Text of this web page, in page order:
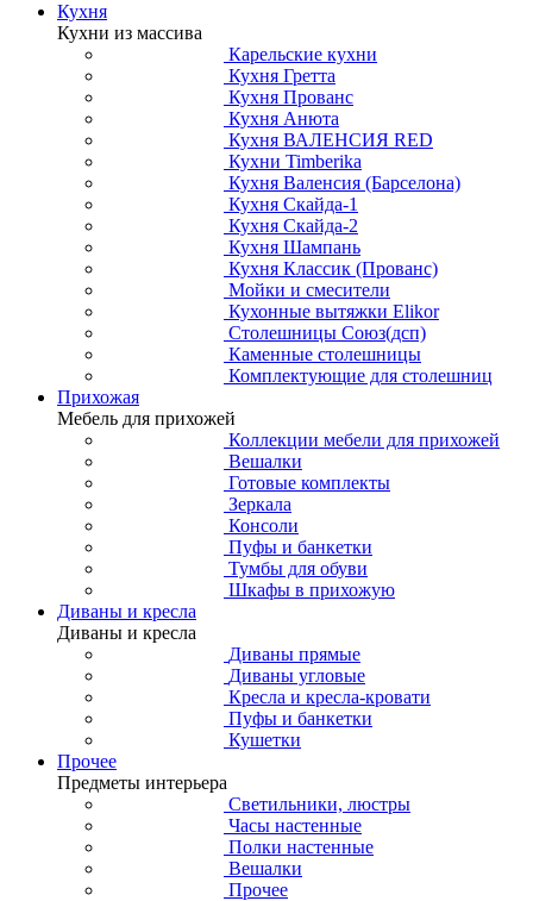
Кухня
Кухни из массива
Карельские кухни
Кухня Гретта
Кухня Прованс
Кухня Анюта
Кухня ВАЛЕНСИЯ RED
Кухни Timberika
Кухня Валенсия (Барселона)
Кухня Скайда-1
Кухня Скайда-2
Кухня Шампань
Кухня Классик (Прованс)
Мойки и смесители
Кухонные вытяжки Elikor
Столешницы Союз(дсп)
Каменные столешницы
Комплектующие для столешниц
Прихожая
Мебель для прихожей
Коллекции мебели для прихожей
Вешалки
Готовые комплекты
Зеркала
Консоли
Пуфы и банкетки
Тумбы для обуви
Шкафы в прихожую
Диваны и кресла
Диваны и кресла
Диваны прямые
Диваны угловые
Кресла и кресла-кровати
Пуфы и банкетки
Кушетки
Прочее
Предметы интерьера
Светильники, люстры
Часы настенные
Полки настенные
Вешалки
Прочее